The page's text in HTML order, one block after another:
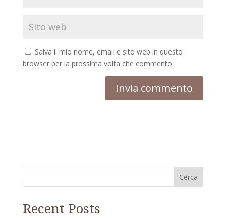
Salva il mio nome, email e sito web in questo
browser per la prossima volta che commento.
Cerca
Recent Posts